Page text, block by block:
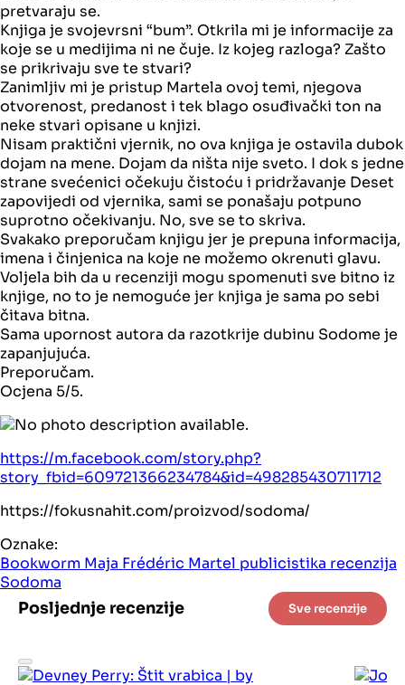
pretvaraju se.
Knjiga je svojevrsni “bum”. Otkrila mi je informacije za
koje se u medijima ni ne čuje. Iz kojeg razloga? Zašto
se prikrivaju sve te stvari?
Zanimljiv mi je pristup Martela ovoj temi, njegova
otvorenost, predanost i tek blago osuđivački ton na
neke stvari opisane u knjizi.
Nisam praktični vjernik, no ova knjiga je ostavila dubok
dojam na mene. Dojam da ništa nije sveto. I dok s jedne
strane svećenici očekuju čistoću i pridržavanje Deset
zapovijedi od vjernika, sami se ponašaju potpuno
suprotno očekivanju. No, sve se to skriva.
Svakako preporučam knjigu jer je prepuna informacija,
imena i činjenica na koje ne možemo okrenuti glavu.
Voljela bih da u recenziji mogu spomenuti sve bitno iz
knjige, no to je nemoguće jer knjiga je sama po sebi
čitava bitna.
Sama upornost autora da razotkrije dubinu Sodome je
zapanjujuća.
Preporučam.
Ocjena 5/5.
https://m.facebook.com/story.php?
story_fbid=609721366234784&id=498285430711712
https://fokusnahit.com/proizvod/sodoma/
Oznake:
Bookworm Maja Frédéric Martel publicistika recenzija
Sodoma
Posljednje recenzije Sve recenzije